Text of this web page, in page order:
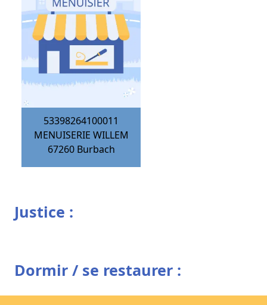
53398264100011
MENUISERIE WILLEM
67260 Burbach
Justice :
Dormir / se restaurer :